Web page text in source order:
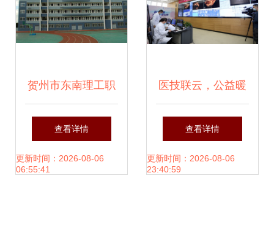
贺州市东南理工职
业技术学校 广西软
件开发人才的摇篮
查看详情
更新时间：2026-08-06
06:55:41
医技联云，公益暖
疆 第三届全球多中
心远程协同手术保
查看详情
更新时间：2026-08-06
23:40:59